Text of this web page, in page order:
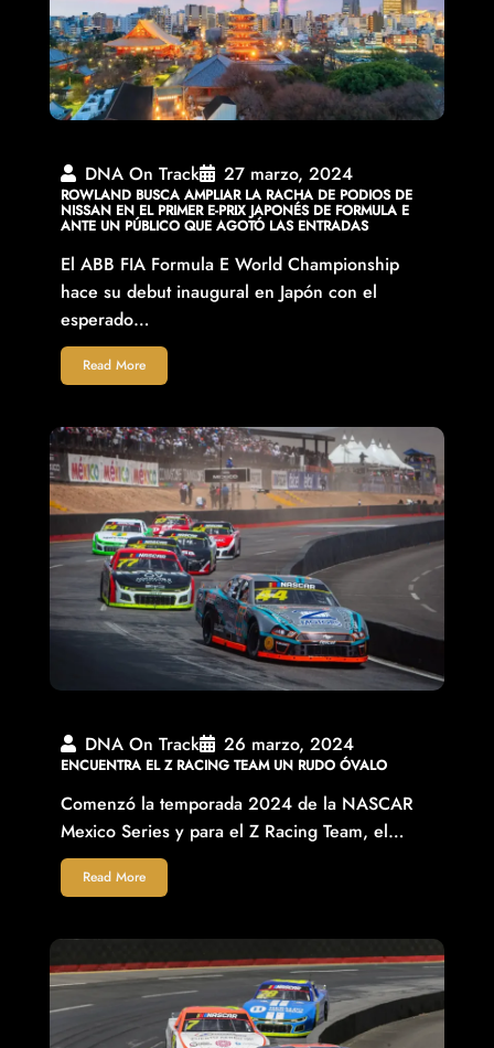
DNA On Track 27 marzo, 2024
ROWLAND BUSCA AMPLIAR LA RACHA DE PODIOS DE
NISSAN EN EL PRIMER E-PRIX JAPONÉS DE FORMULA E
ANTE UN PÚBLICO QUE AGOTÓ LAS ENTRADAS
El ABB FIA Formula E World Championship
hace su debut inaugural en Japón con el
esperado…
Read More
DNA On Track 26 marzo, 2024
ENCUENTRA EL Z RACING TEAM UN RUDO ÓVALO
Comenzó la temporada 2024 de la NASCAR
Mexico Series y para el Z Racing Team, el…
Read More